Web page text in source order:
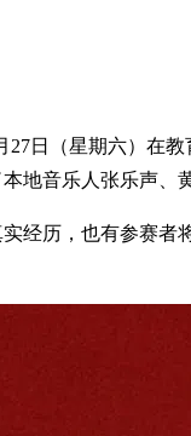
27日（星期六）在
地音乐人张乐声、
经历，也有参赛